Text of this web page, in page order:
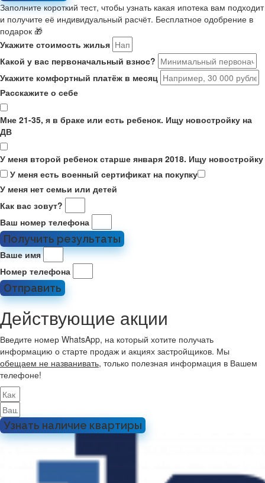
Заполните короткий тест, чтобы узнать какая ипотека вам подходит
и получите её индивидуальный расчёт. Бесплатное одобрение в
подарок 🎁
Укажите стоимость жилья
Какой у вас первоначальный взнос?
Укажите комфортный платёж в месяц
Расскажите о себе
Мне 21-35, я в браке или есть ребенок. Ищу новостройку на
ДВ
У меня второй ребенок старше января 2018. Ищу новостройку
У меня есть военный сертификат на покупку
У меня нет семьи или детей
Как вас зовут?
Ваш номер телефона
Получить результаты
Ваше имя
Номер телефона
Отправить
Действующие акции
Введите номер WhatsApp, на который хотите получать
информацию о старте продаж и акциях застройщиков. Мы
обещаем не названивать, только полезная информация в Вашем
телефоне!
Узнать наличие квартиры